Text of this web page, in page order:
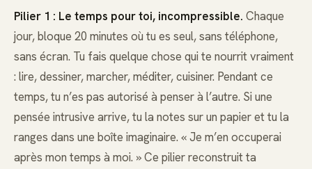
Pilier 1 : Le temps pour toi, incompressible. Chaque
jour, bloque 20 minutes où tu es seul, sans téléphone,
sans écran. Tu fais quelque chose qui te nourrit vraiment
: lire, dessiner, marcher, méditer, cuisiner. Pendant ce
temps, tu n’es pas autorisé à penser à l’autre. Si une
pensée intrusive arrive, tu la notes sur un papier et tu la
ranges dans une boîte imaginaire. « Je m’en occuperai
après mon temps à moi. » Ce pilier reconstruit ta